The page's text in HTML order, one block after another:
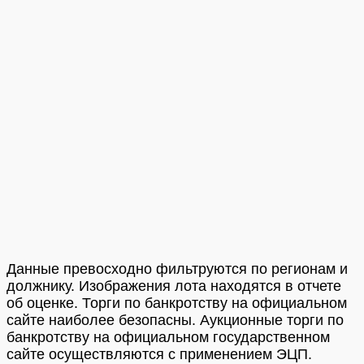
Данные превосходно фильтруются по регионам и
должнику. Изображения лота находятся в отчете
об оценке. Торги по банкротству на официальном
сайте наиболее безопасны. Аукционные торги по
банкротству на официальном государственном
сайте осуществляются с применением ЭЦП.